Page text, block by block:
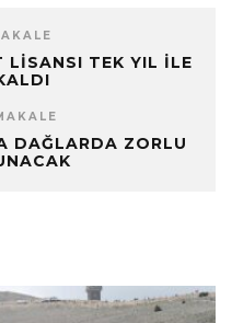
LISANSI TEK YIL ILE
DAĞLARDA ZORLU